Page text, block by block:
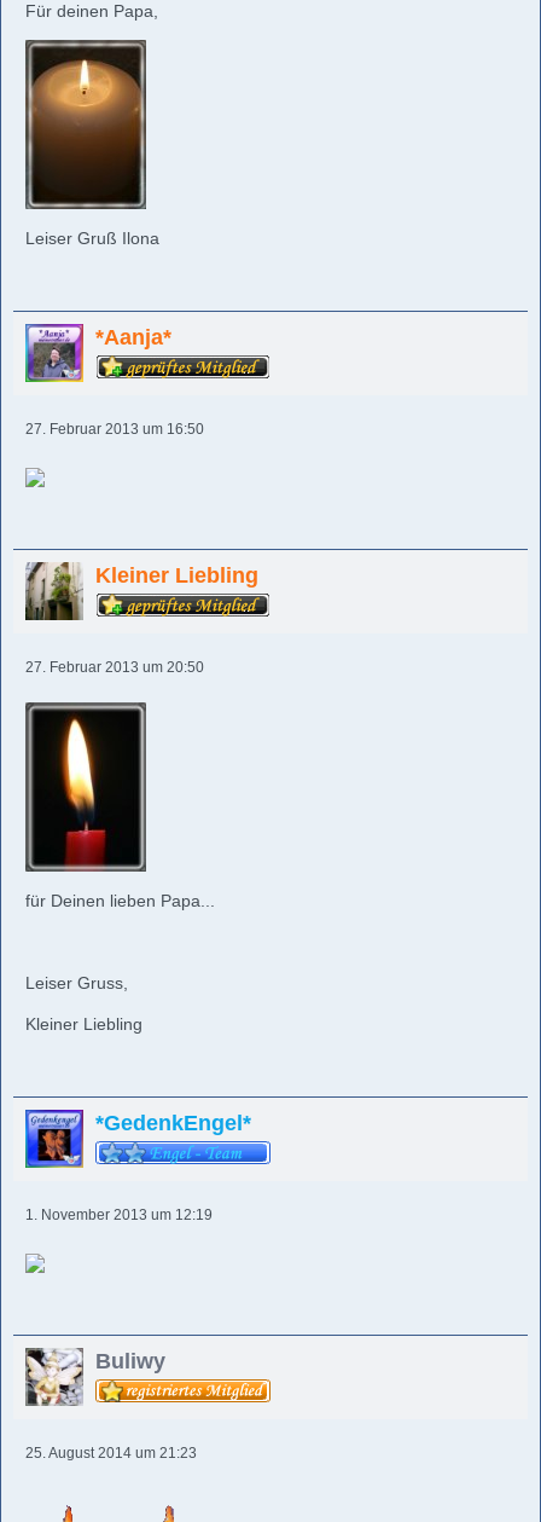
Für deinen Papa,
Leiser Gruß Ilona
*Aanja*
27. Februar 2013 um 16:50
Kleiner Liebling
27. Februar 2013 um 20:50
für Deinen lieben Papa...
Leiser Gruss,
Kleiner Liebling
*GedenkEngel*
1. November 2013 um 12:19
Buliwy
25. August 2014 um 21:23